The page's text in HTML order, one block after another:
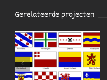
Gerelateerde projecten
DE MEDIA IN BEELD